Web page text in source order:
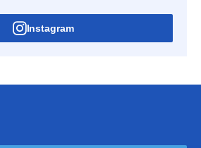
Instagram